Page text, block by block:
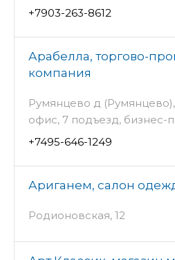
+7903-263-8612
Арабелла, торгово-
компания
Румянцево д (Румянцево),
офис, 7 подъезд, бизнес-
+7495-646-1249
Ариганем, салон
Родионовская, 12